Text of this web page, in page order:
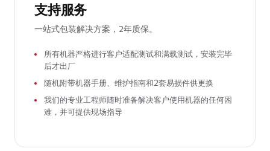
支持服务
一站式包装解决方案，2年质保。
所有机器严格进行客户适配测试和满载测试，安装完毕
后才出厂
随机附带机器手册、维护指南和2套易损件供更换
我们的专业工程师随时准备解决客户使用机器的任何困
难，并可提供现场指导